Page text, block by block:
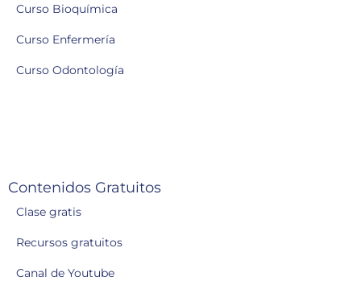
Curso Bioquímica
Curso Enfermería
Curso Odontología
Contenidos Gratuitos
Clase gratis
Recursos gratuitos
Canal de Youtube